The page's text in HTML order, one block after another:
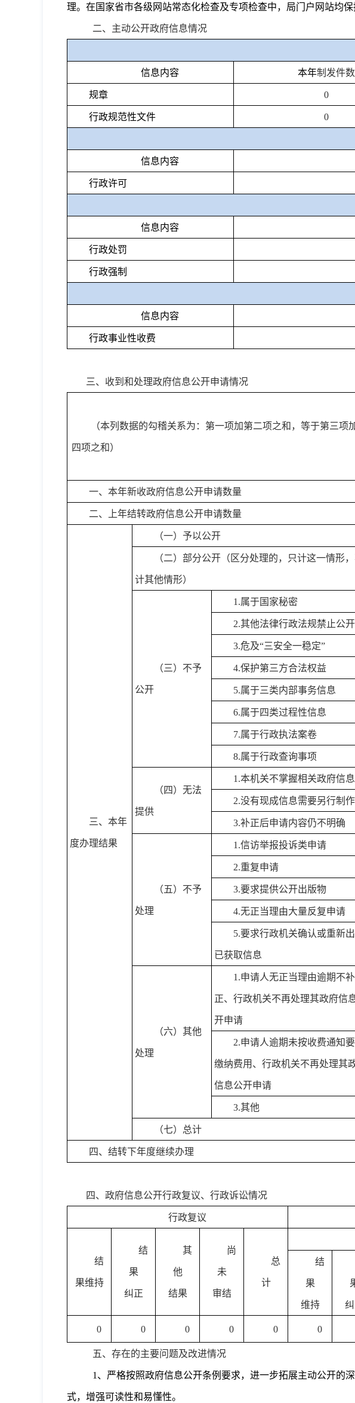
理。在国家省市各级网站常态化检查及专项检查中，局门户网站均
二、主动公开政府信息情况
信息内容 本年制 发件数
规章 0
行政规范性文件 0
信息内容
行政许可
信息内容
行政处罚
行政强制
信息内容
行政事业性收费
三、收到和处理政府信息公开申请情况
（本列数据的勾稽关系为：第一项加第二项之和，等于第三项
四项之和）
一、本年新收政府信息公开申请数量
二、上年结转政府信息公开申请数量
三、本年
度办理结果
（一）予以公开
（二）部分公开 （区分处理的，只计这一情形
计其他情形）
（三）不予
公开
1.属于国家秘密
2.其他法律行政法规禁止公开
3.危及“三安全一稳定”
4.保护第三方合法权益
5.属于三类内部事务信息
6.属于四类过程性信息
7.属于行政执法案卷
8.属于行政查询事项
（四）无法
提供
1.本机关不掌握相关政府信息
2.没有现成信息需要另行制作
3.补正后申请内容仍不明确
（五）不予
处理
1.信访举报投诉类申请
2.重复申请
3.要求提供公开出版物
4.无正当理由大量反复申请
5.要求行政机关确认或重新
已获取信息
（六）其他
处理
1.申请人无正当理由逾期不补
正、行政机关不再处理其政府信
开申请
2.申请人逾期未按收费通知
缴纳费用、行政机关不再处理其
信息公开申请
3.其他
（七）总计
四、结转下年度继续办理
四、政府信息公开行政复议、行政诉讼情况
行政复议
结
果维持
结
果
纠正
其
他
结果
尚
未
审结
总
计
结
果
维持
0 0 0 0 0 0
五、存在的主要问题及改进情况
1、严格按照政府信息公开条例要求，进一步拓展主动公开的
式，增强可读性和易懂性。